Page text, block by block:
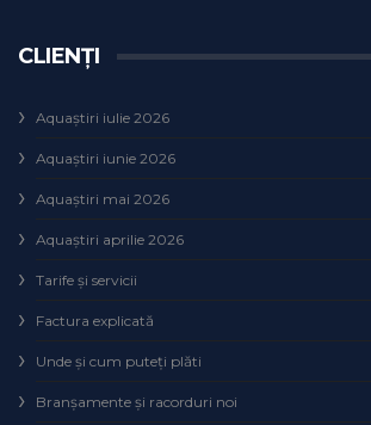
CLIENȚI
Aquaștiri iulie 2026
Aquaștiri iunie 2026
Aquaștiri mai 2026
Aquaștiri aprilie 2026
Tarife și servicii
Factura explicată
Unde și cum puteţi plăti
Branșamente și racorduri noi